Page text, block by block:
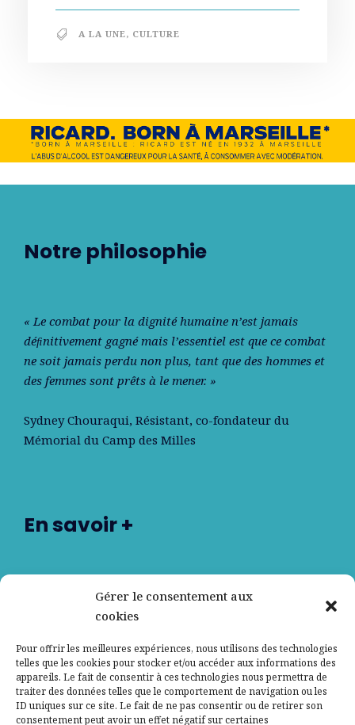
Gérer le consentement aux
cookies
Pour offrir les meilleures expériences, nous utilisons des technologies
telles que les cookies pour stocker et/ou accéder aux informations des
appareils. Le fait de consentir à ces technologies nous permettra de
traiter des données telles que le comportement de navigation ou les
ID uniques sur ce site. Le fait de ne pas consentir ou de retirer son
consentement peut avoir un effet négatif sur certaines
A LA UNE, CULTURE
Notre philosophie
« Le combat pour la dignité humaine n’est jamais
déﬁnitivement gagné mais l’essentiel est que ce combat
ne soit jamais perdu non plus, tant que des hommes et
des femmes sont prêts à le mener. »
Sydney Chouraqui, Résistant, co-fondateur du
Mémorial du Camp des Milles
En savoir +
Nos partenaires
Contactez-nous
Mentions légales